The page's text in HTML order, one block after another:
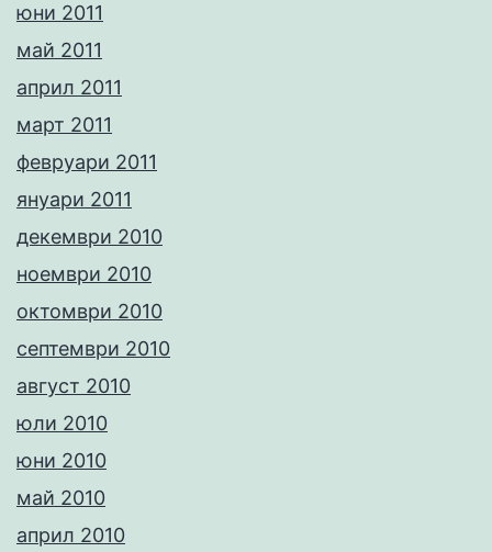
юни 2011
май 2011
април 2011
март 2011
февруари 2011
януари 2011
декември 2010
ноември 2010
октомври 2010
септември 2010
август 2010
юли 2010
юни 2010
май 2010
април 2010